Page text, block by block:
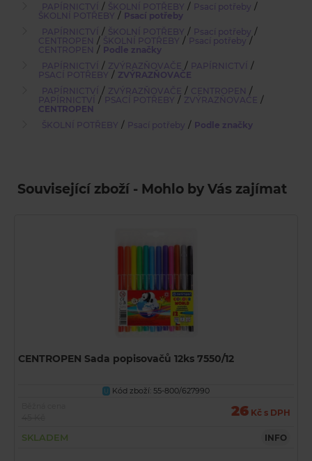
PAPÍRNICTVÍ / ŠKOLNÍ POTŘEBY / Psací potřeby /
ŠKOLNÍ POTŘEBY / Psací potřeby
PAPÍRNICTVÍ / ŠKOLNÍ POTŘEBY / Psací potřeby /
CENTROPEN / ŠKOLNÍ POTŘEBY / Psací potřeby/
CENTROPEN / Podle značky
PAPÍRNICTVÍ / ZVÝRAZŇOVAČE / PAPÍRNICTVÍ /
PSACÍ POTŘEBY / ZVÝRAZŇOVAČE
PAPÍRNICTVÍ / ZVÝRAZŇOVAČE / CENTROPEN /
PAPÍRNICTVÍ / PSACÍ POTŘEBY / ZVÝRAZŇOVAČE /
CENTROPEN
ŠKOLNÍ POTŘEBY / Psací potřeby / Podle značky
Související zboží - Mohlo by Vás zajímat
CENTROPEN Sada popisovačů 12ks 7550/12
U
Kód zboží: 55-800/627990
26 Kč s DPH
SKLADEM INFO